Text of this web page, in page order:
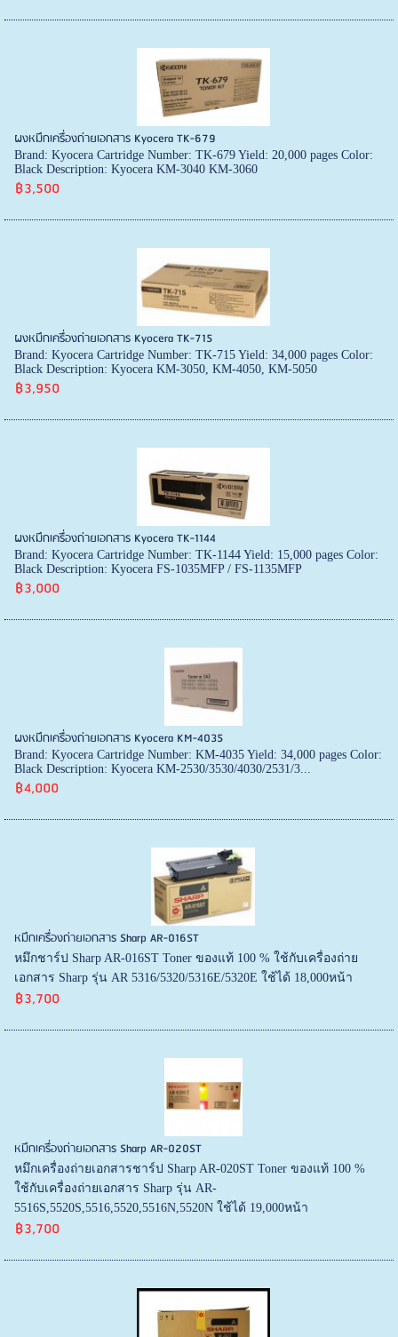
ผงหมึกเครื่องถ่ายเอกสาร Kyocera TK-679
Brand: Kyocera Cartridge Number: TK-679 Yield: 20,000 pages Color:
Black Description: Kyocera KM-3040 KM-3060
฿3,500
ผงหมึกเครื่องถ่ายเอกสาร Kyocera TK-715
Brand: Kyocera Cartridge Number: TK-715 Yield: 34,000 pages Color:
Black Description: Kyocera KM-3050, KM-4050, KM-5050
฿3,950
ผงหมึกเครื่องถ่ายเอกสาร Kyocera TK-1144
Brand: Kyocera Cartridge Number: TK-1144 Yield: 15,000 pages Color:
Black Description: Kyocera FS-1035MFP / FS-1135MFP
฿3,000
ผงหมึกเครื่องถ่ายเอกสาร Kyocera KM-4035
Brand: Kyocera Cartridge Number: KM-4035 Yield: 34,000 pages Color:
Black Description: Kyocera KM-2530/3530/4030/2531/3...
฿4,000
หมึกเครื่องถ่ายเอกสาร Sharp AR-016ST
หมึกชาร์ป Sharp AR-016ST Toner ของแท้ 100 % ใช้กับเครื่องถ่าย
เอกสาร Sharp รุ่น AR 5316/5320/5316E/5320E ใช้ได้ 18,000หน้า
฿3,700
หมึกเครื่องถ่ายเอกสาร Sharp AR-020ST
หมึกเครื่องถ่ายเอกสารชาร์ป Sharp AR-020ST Toner ของแท้ 100 %
ใช้กับเครื่องถ่ายเอกสาร Sharp รุ่น AR-
5516S,5520S,5516,5520,5516N,5520N ใช้ได้ 19,000หน้า
฿3,700